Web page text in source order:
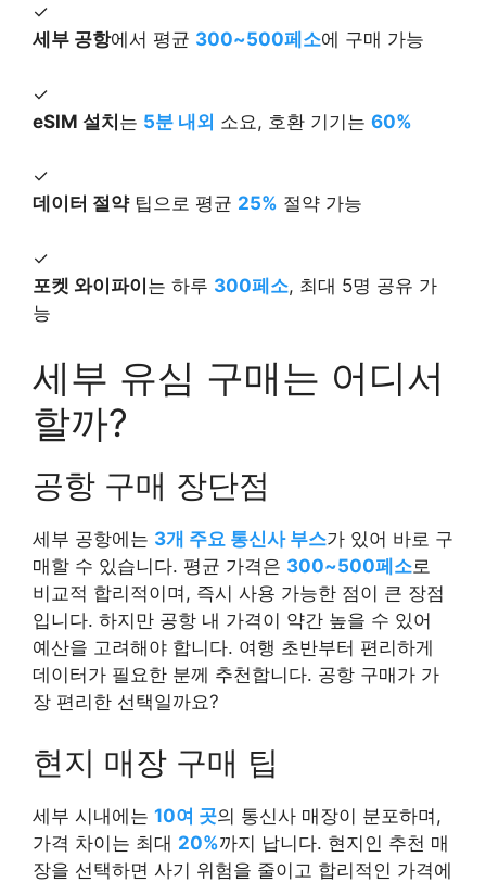
✓
세부 공항에서 평균 300~500페소에 구매 가능
✓
eSIM 설치는 5분 내외 소요, 호환 기기는 60%
✓
데이터 절약팁으로 평균 25% 절약 가능
✓
포켓 와이파이는 하루 300페소, 최대 5명 공유 가
능
세부 유심 구매는 어디서
할까?
공항 구매 장단점
세부 공항에는 3개 주요 통신사 부스가 있어 바로 구
매할 수 있습니다. 평균 가격은 300~500페소로
비교적 합리적이며, 즉시 사용 가능한 점이 큰 장점
입니다. 하지만 공항 내 가격이 약간 높을 수 있어
예산을 고려해야 합니다. 여행 초반부터 편리하게
데이터가 필요한 분께 추천합니다. 공항 구매가 가
장 편리한 선택일까요?
현지 매장 구매 팁
세부 시내에는 10여 곳의 통신사 매장이 분포하며,
가격 차이는 최대 20%까지 납니다. 현지인 추천 매
장을 선택하면 사기 위험을 줄이고 합리적인 가격에